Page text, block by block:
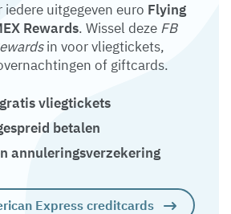
uitgegeven euro Flying
Rewards. Wissel deze FB
in voor vliegtickets,
of giftcards.
vliegtickets
betalen
annuleringsverzekering
Express creditcards